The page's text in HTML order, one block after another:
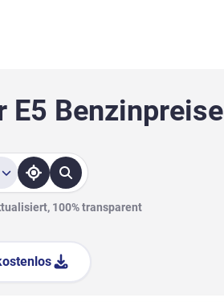
E5 Benzinpreise
100% transparent